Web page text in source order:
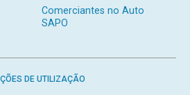
Comerciantes no Auto
SAPO
DE UTILIZAÇÃO